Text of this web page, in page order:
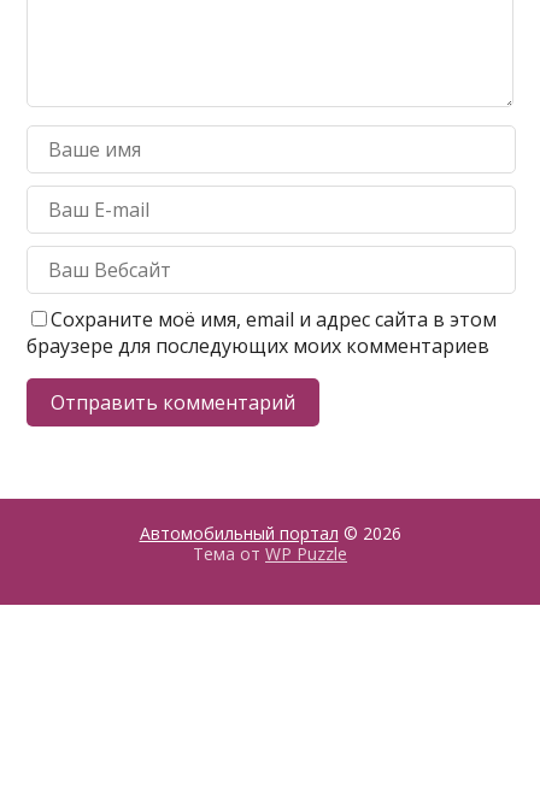
Сохраните моё имя, email и адрес сайта в этом
браузере для последующих моих комментариев
Автомобильный портал © 2026
Тема от WP Puzzle